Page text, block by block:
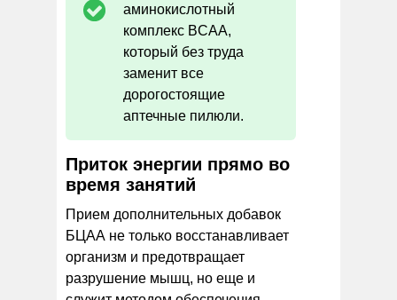
аминокислотный
комплекс BCAA,
который без труда
заменит все
дорогостоящие
аптечные пилюли.
Приток энергии прямо во
время занятий
Прием дополнительных добавок
БЦАА не только восстанавливает
организм и предотвращает
разрушение мышц, но еще и